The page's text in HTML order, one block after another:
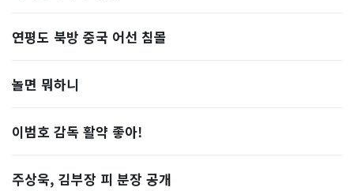
연평도 북방 중국 어선 침몰
놀면 뭐하니
이범호 감독 활약 좋아!
주상욱, 김부장 피 분장 공개